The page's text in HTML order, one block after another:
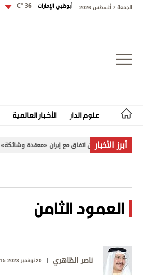
الجمعة 7 أغسطس 2026 أبوظبي الإمارات 36 °C
علوم الدار الأخبار العالمية
علوم الدار
الرياضة
التعليم والمعرفة
أبرز الأخبار
بشأن اتفاق مع إيران «معقدة وشائكة»
العمود الثامن
ناصر الظاهري 20 نوفمبر 2023 00:15